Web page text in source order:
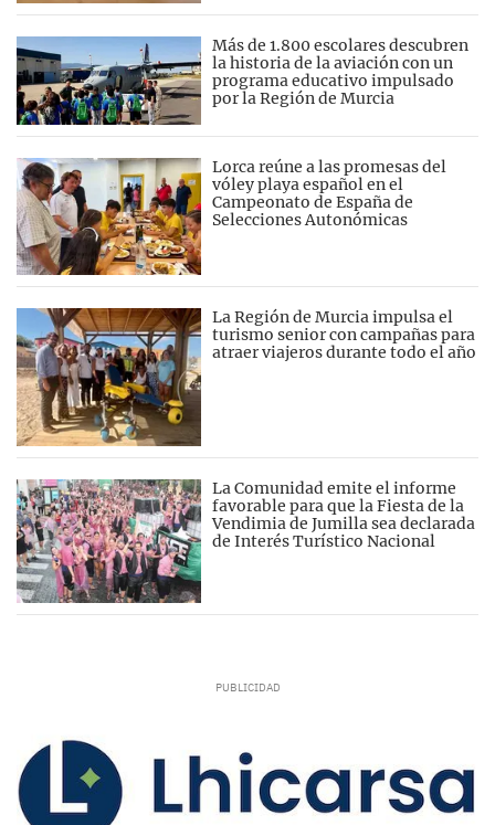
Más de 1.800 escolares descubren
la historia de la aviación con un
programa educativo impulsado
por la Región de Murcia
Lorca reúne a las promesas del
vóley playa español en el
Campeonato de España de
Selecciones Autonómicas
La Región de Murcia impulsa el
turismo senior con campañas para
atraer viajeros durante todo el año
La Comunidad emite el informe
favorable para que la Fiesta de la
Vendimia de Jumilla sea declarada
de Interés Turístico Nacional